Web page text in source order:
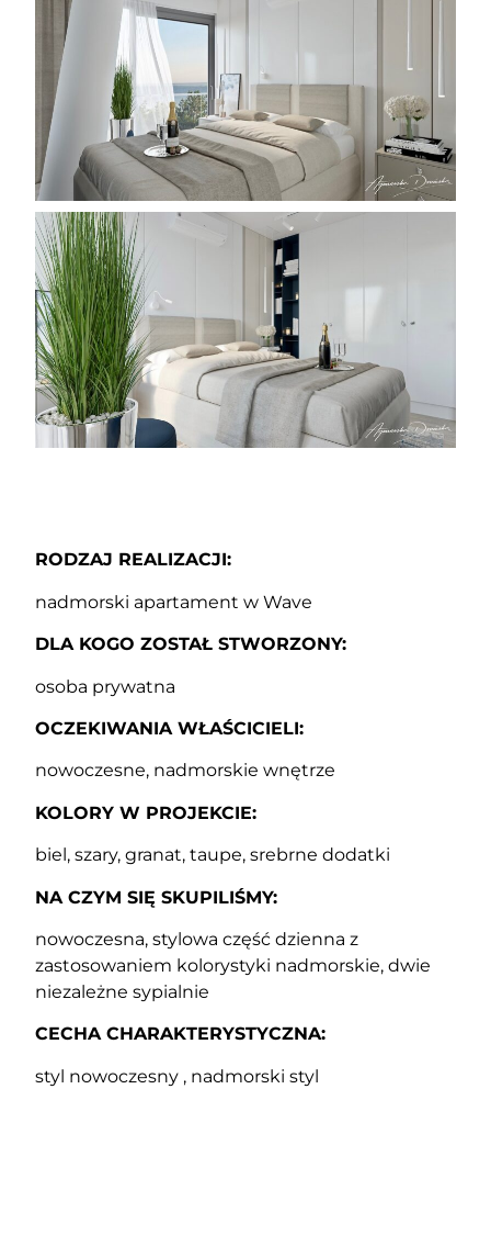
RODZAJ REALIZACJI:
nadmorski apartament w Wave
DLA KOGO ZOSTAŁ STWORZONY:
osoba prywatna
OCZEKIWANIA WŁAŚCICIELI:
nowoczesne, nadmorskie wnętrze
KOLORY W PROJEKCIE:
biel, szary, granat, taupe, srebrne dodatki
NA CZYM SIĘ SKUPILIŚMY:
nowoczesna, stylowa część dzienna z
zastosowaniem kolorystyki nadmorskie, dwie
niezależne sypialnie
CECHA CHARAKTERYSTYCZNA:
styl nowoczesny , nadmorski styl